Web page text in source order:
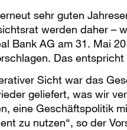
sehr guten
werden daher –
Bank AG am 31. Mai
Das
Sicht war das
geliefert, was wir
eine Geschäftspolitik
zu nutzen“, so der